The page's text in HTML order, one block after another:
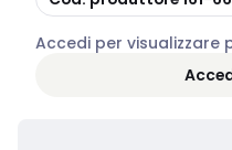
Accedi per visualizzare